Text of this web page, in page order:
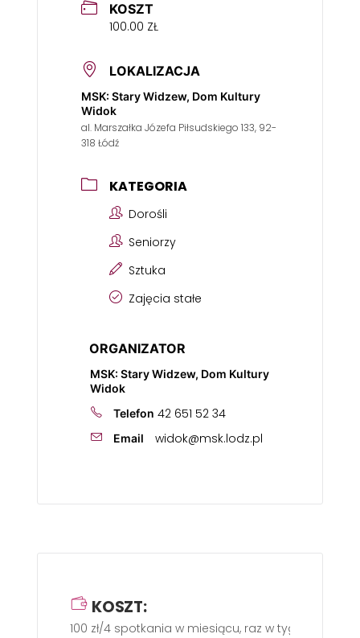
KOSZT
100.00 ZŁ
LOKALIZACJA
MSK: Stary Widzew, Dom Kultury
Widok
al. Marszałka Józefa Piłsudskiego 133, 92-
318 Łódź
KATEGORIA
Dorośli
Seniorzy
Sztuka
Zajęcia stałe
ORGANIZATOR
MSK: Stary Widzew, Dom Kultury
Widok
Telefon 42 651 52 34
Email widok@msk.lodz.pl
KOSZT:
100 zł/4 spotkania w miesiącu, raz w tygodniu po 1